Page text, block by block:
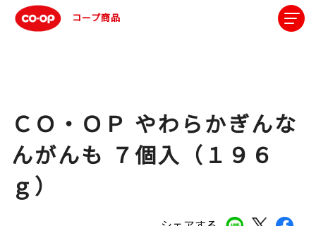
コープ商品
ＣＯ・ＯＰ やわらかぎんな
んがんも ７個入（１９６
ｇ）